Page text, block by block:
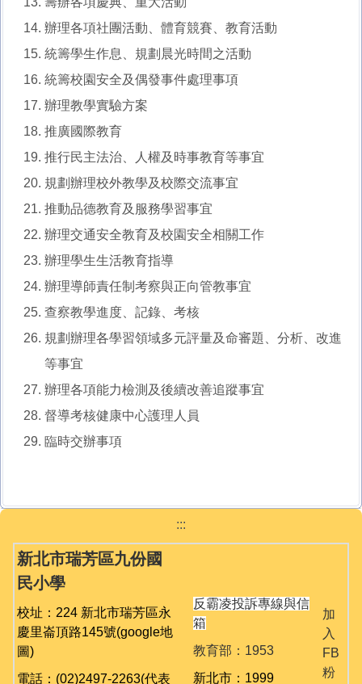
辦理各項社團活動、體育競賽、教育活動
統籌學生作息、規劃晨光時間之活動
統籌校園安全及偶發事件處理事項
辦理教學實驗方案
推廣國際教育
推行民主法治、人權及時事教育等事宜
規劃辦理校外教學及校際交流事宜
推動品德教育及服務學習事宜
辦理交通安全教育及校園安全相關工作
辦理學生生活教育指導
辦理導師責任制考察與正向管教事宜
查察教學進度、記錄、考核
規劃辦理各學習領域多元評量及命審題、分析、改進
等事宜
辦理各項能力檢測及後續改善追蹤事宜
督導考核健康中心護理人員
臨時交辦事項
:::
新北市瑞芳區九份國
民小學
校址：224 新北市瑞芳區永
慶里崙頂路145號(google地
圖)
電話：(02)2497-2263(代表
反霸凌投訴專線與信
箱
教育部：1953
新北市：1999
加
入
FB
粉